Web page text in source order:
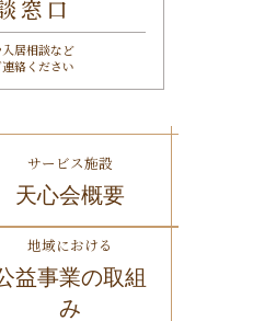
窓口
居相談など
絡ください
サービス施設
天心会概要
地域における
益事業の取組
み